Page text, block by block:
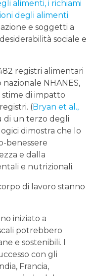
alimenti, i richiami
degli alimenti
e soggetti a
sociale e
registri alimentari
NHANES,
di impatto
(Bryan et al.,
di un terzo degli
dimostra che lo
benessere
e dalla
e nutrizionali.
di lavoro stanno
iniziato a
potrebbero
e sostenibili. I
con gli
Francia,